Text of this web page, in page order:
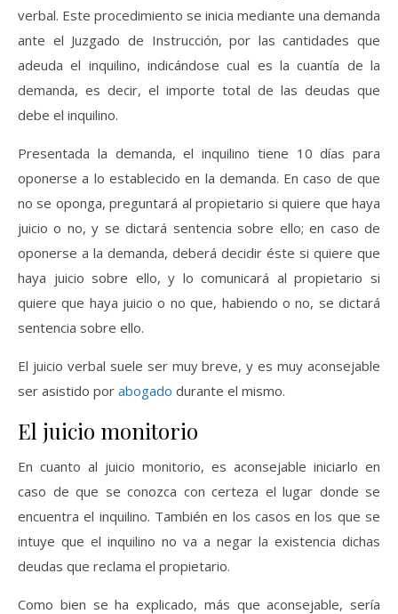
verbal. Este procedimiento se inicia mediante una demanda
ante el Juzgado de Instrucción, por las cantidades que
adeuda el inquilino, indicándose cual es la cuantía de la
demanda, es decir, el importe total de las deudas que
debe el inquilino.
Presentada la demanda, el inquilino tiene 10 días para
oponerse a lo establecido en la demanda. En caso de que
no se oponga, preguntará al propietario si quiere que haya
juicio o no, y se dictará sentencia sobre ello; en caso de
oponerse a la demanda, deberá decidir éste si quiere que
haya juicio sobre ello, y lo comunicará al propietario si
quiere que haya juicio o no que, habiendo o no, se dictará
sentencia sobre ello.
El juicio verbal suele ser muy breve, y es muy aconsejable
ser asistido por abogado durante el mismo.
El juicio monitorio
En cuanto al juicio monitorio, es aconsejable iniciarlo en
caso de que se conozca con certeza el lugar donde se
encuentra el inquilino. También en los casos en los que se
intuye que el inquilino no va a negar la existencia dichas
deudas que reclama el propietario.
Como bien se ha explicado, más que aconsejable, sería